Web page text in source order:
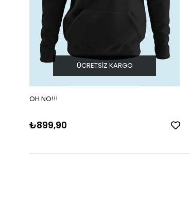
OH NO!!!
₺899,90
ÜCRETSIZ KARGO